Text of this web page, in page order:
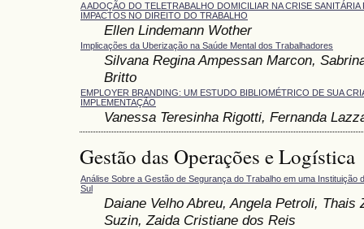
A ADOÇÃO DO TELETRABALHO DOMICILIAR NA CRISE
IMPACTOS NO DIREITO DO TRABALHO
Ellen Lindemann Wother
Implicações da Uberização na Saúde Mental dos Trabalhadores
Silvana Regina Ampessan Marcon,
Britto
EMPLOYER BRANDING: UM ESTUDO BIBLIOMÉTRICO DE SUA
IMPLEMENTAÇÃO
Vanessa Teresinha Rigotti, Fernanda
Gestão das Operações e Logística
Análise Sobre a Gestão de Segurança do Trabalho em uma Instituição
Sul
Daiane Velho Abreu, Angela Petroli, Thais
Suzin, Zaida Cristiane dos Reis